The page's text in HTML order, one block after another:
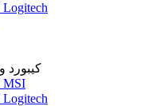
کیبورد مکانیکی Logitech
کیبورد و ماوس MSI
کیبورد و ماوس Logitech